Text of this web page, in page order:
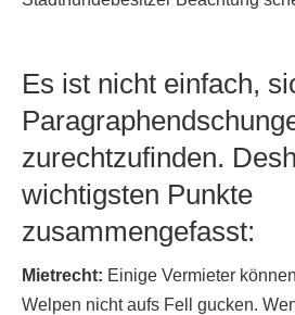
Es ist nicht einfach,
zurechtzufinden.
wichtigsten Punkte
zusammengefasst:
Mietrecht: Einige Vermieter
Welpen nicht aufs Fell gucken.